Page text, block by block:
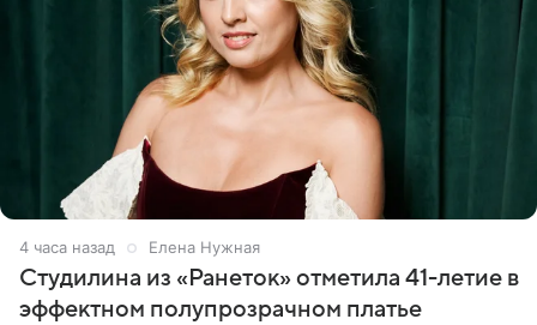
4 часа назад Елена Нужная
Студилина из «Ранеток» отметила 41-летие в
эффектном полупрозрачном платье